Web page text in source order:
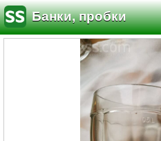
Банки, пробки